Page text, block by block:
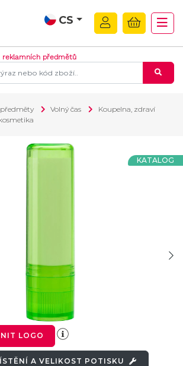
CS
reklamních předmětů
Volný čas
Koupelna, zdraví
KATALOG
LOGO
A VELIKOST POTISKU